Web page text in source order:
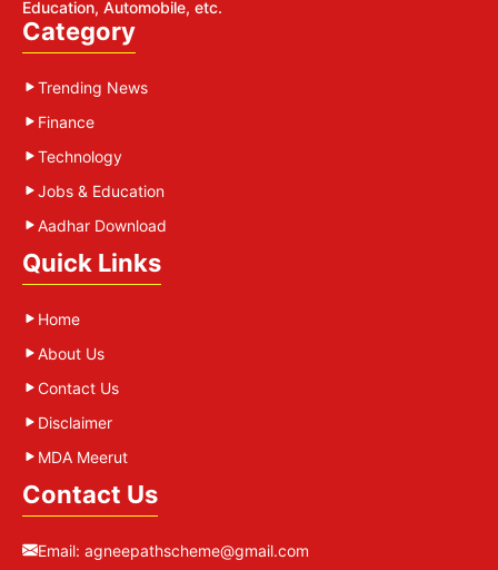
Education, Automobile, etc.
Category
Trending News
Finance
Technology
Jobs & Education
Aadhar Download
Quick Links
Home
About Us
Contact Us
Disclaimer
MDA Meerut
Contact Us
Email: agneepathscheme@gmail.com